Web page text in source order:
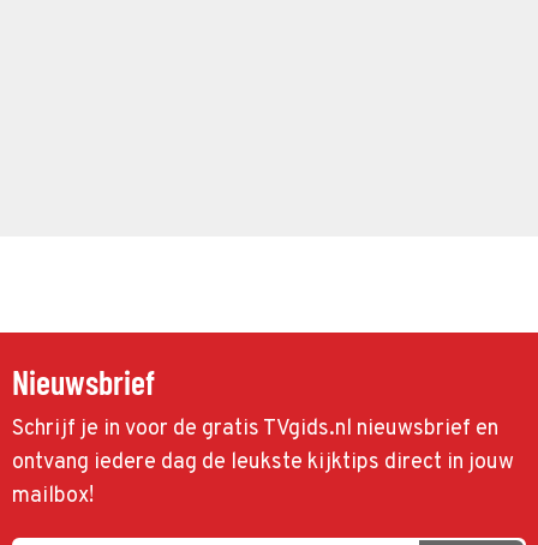
Nieuwsbrief
Schrijf je in voor de gratis TVgids.nl nieuwsbrief en
ontvang iedere dag de leukste kijktips direct in jouw
mailbox!